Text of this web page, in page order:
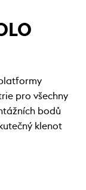
pro všechny
bodů
klenot